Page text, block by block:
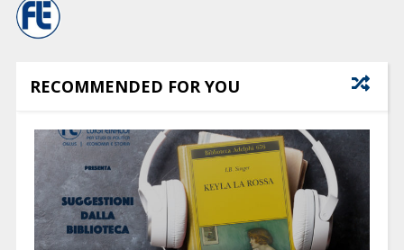
RECOMMENDED FOR YOU